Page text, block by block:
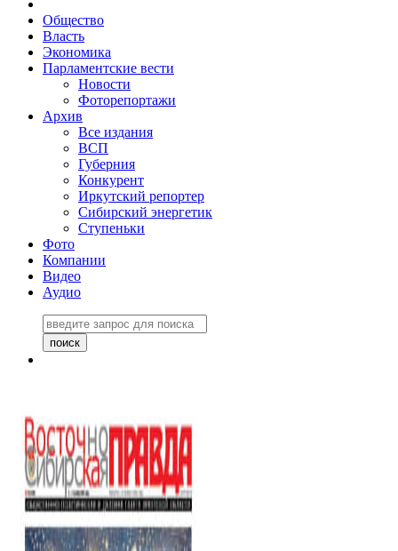
Общество
Власть
Экономика
Парламентские вести
Новости
Фоторепортажи
Архив
Все издания
ВСП
Губерния
Конкурент
Иркутский репортер
Сибирский энергетик
Ступеньки
Фото
Компании
Видео
Аудио